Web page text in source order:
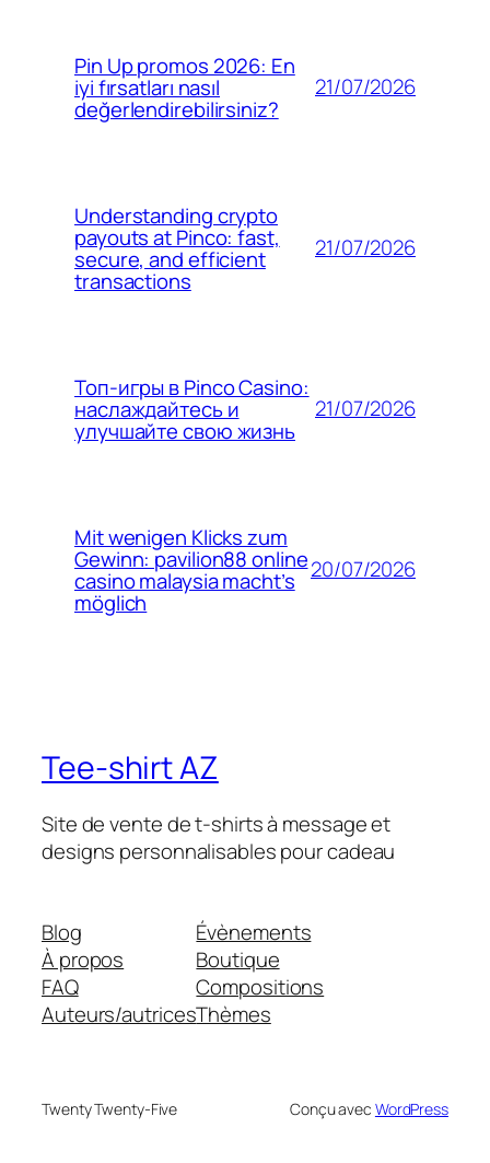
Pin Up promos 2026: En
iyi fırsatları nasıl
değerlendirebilirsiniz?
21/07/2026
Understanding crypto
payouts at Pinco: fast,
secure, and efficient
transactions
21/07/2026
Топ-игры в Pinco Casino:
наслаждайтесь и
улучшайте свою жизнь
21/07/2026
Mit wenigen Klicks zum
Gewinn: pavilion88 online
casino malaysia macht’s
möglich
20/07/2026
Tee-shirt AZ
Site de vente de t-shirts à message et
designs personnalisables pour cadeau
Blog
À propos
FAQ
Auteurs/autrices
Évènements
Boutique
Compositions
Thèmes
Twenty Twenty-Five Conçu avec WordPress